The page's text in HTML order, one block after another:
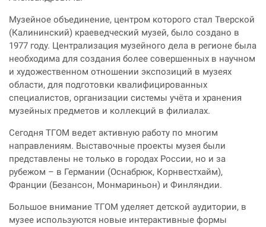
Музейное объединение, центром которого стал Тверской
(Калининский) краеведческий музей, было создано в
1977 году. Централизация музейного дела в регионе была
необходима для создания более совершенных в научном
и художественном отношении экспозиций в музеях
области, для подготовки квалифицированных
специалистов, организации системы учёта и хранения
музейных предметов и коллекций в филиалах.
Сегодня ТГОМ ведет активную работу по многим
направлениям. Выставочные проекты музея были
представлены не только в городах России, но и за
рубежом – в Германии (Оснабрюк, Корнвестхайм),
Франции (Безансон, Монмариньон) и Финляндии.
Большое внимание ТГОМ уделяет детской аудитории, в
музее используются новые интерактивные формы